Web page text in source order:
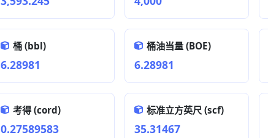
桶 (bbl)
6.28981
桶油当量 (BOE)
6.28981
考得 (cord)
0.27589583
标准立方英尺 (scf)
35.31467